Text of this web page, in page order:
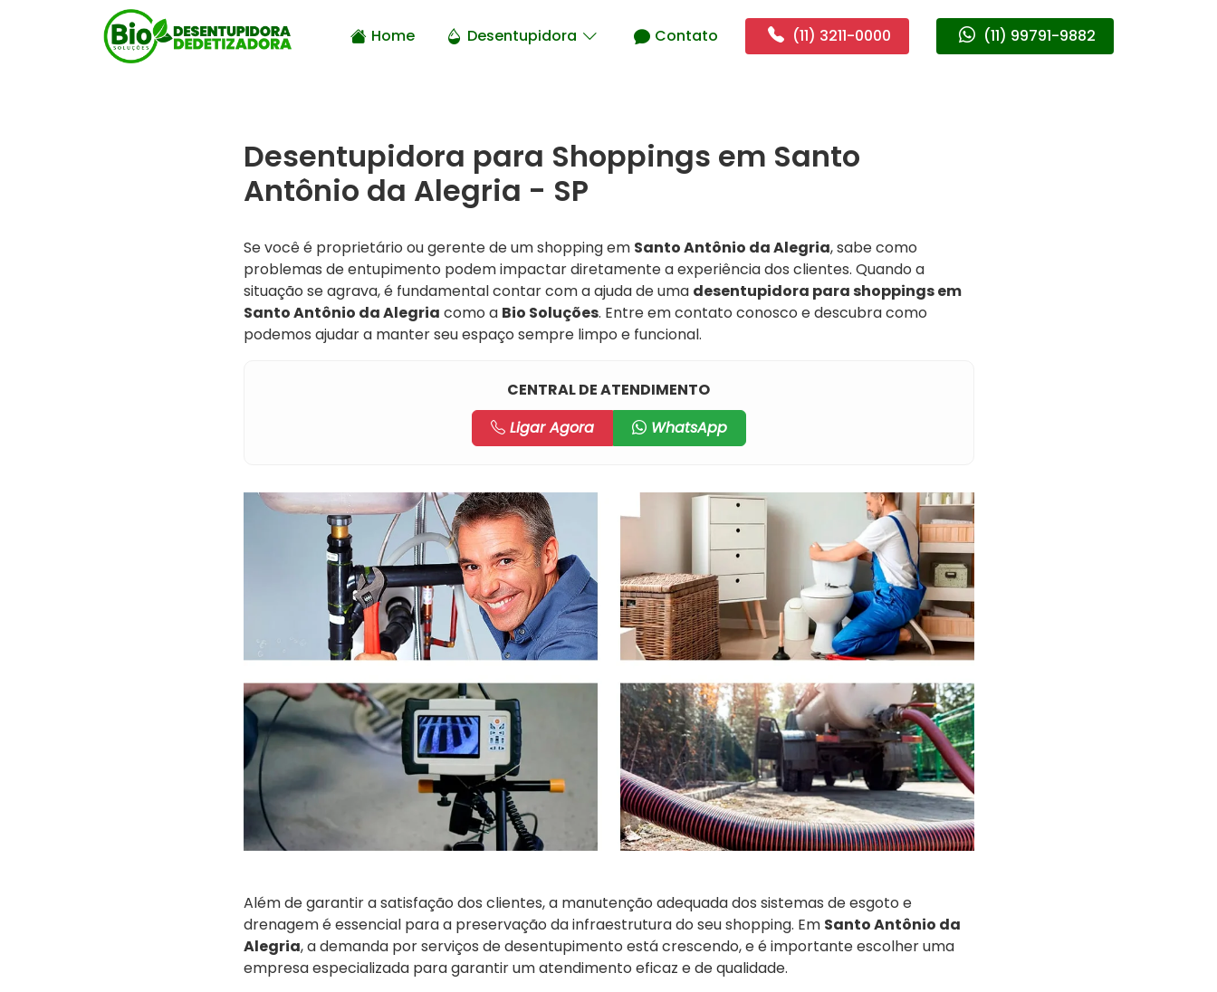
Home Desentupidora Contato (11) 3211-0000 (11) 99791-9882
Desentupidora para Shoppings em Santo
Antônio da Alegria - SP
Se você é proprietário ou gerente de um shopping em Santo Antônio da Alegria, sabe como
problemas de entupimento podem impactar diretamente a experiência dos clientes. Quando a
situação se agrava, é fundamental contar com a ajuda de uma desentupidora para shoppings em
Santo Antônio da Alegria como a Bio Soluções. Entre em contato conosco e descubra como
podemos ajudar a manter seu espaço sempre limpo e funcional.
CENTRAL DE ATENDIMENTO
Ligar Agora
WhatsApp
Além de garantir a satisfação dos clientes, a manutenção adequada dos sistemas de esgoto e
drenagem é essencial para a preservação da infraestrutura do seu shopping. Em Santo Antônio da
Alegria, a demanda por serviços de desentupimento está crescendo, e é importante escolher uma
empresa especializada para garantir um atendimento eficaz e de qualidade.